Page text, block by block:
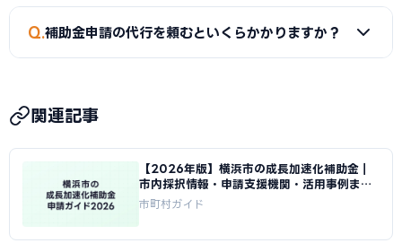
ます。
A
はい。小規模事業者持続化補助金（上限50〜250万円）
Q 補助金申請の代行を頼むといくらかかりますか？
す。当サイトでは岐阜市に対応した専門家を無料でご紹介して
います。
関連記事
【2026年版】横浜市の成長加速化補助金｜
市内採択情報・申請支援機関・活用事例まと
め｜成長加速化補助金ナビ
市町村ガイド